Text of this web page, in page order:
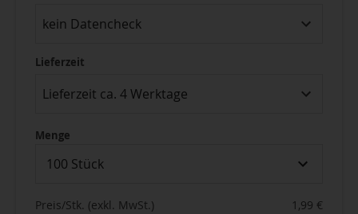
kein Datencheck
Lieferzeit
Lieferzeit ca. 4 Werktage
Menge
100 Stück
Preis/Stk. (exkl. MwSt.)
1,99 €